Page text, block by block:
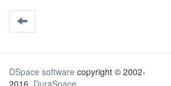
DSpace software copyright © 2002-
2016 DuraSpace